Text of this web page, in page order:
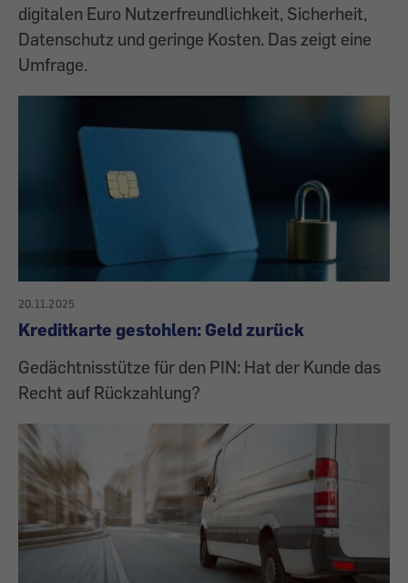
digitalen Euro Nutzerfreundlichkeit, Sicherheit,
Datenschutz und geringe Kosten. Das zeigt eine
Umfrage.
20.11.2025
Kreditkarte gestohlen: Geld zurück
Gedächtnisstütze für den PIN: Hat der Kunde das
Recht auf Rückzahlung?